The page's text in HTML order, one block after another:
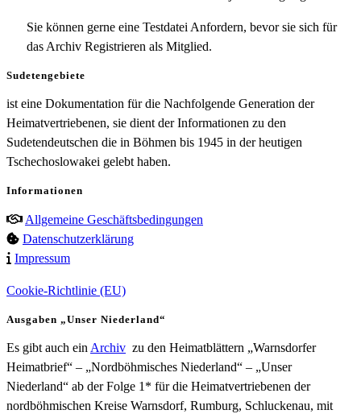
Sie können gerne eine Testdatei Anfordern, bevor sie sich für
das Archiv Registrieren als Mitglied.
Sudetengebiete
ist eine Dokumentation für die Nachfolgende Generation der
Heimatvertriebenen, sie dient der Informationen zu den
Sudetendeutschen die in Böhmen bis 1945 in der heutigen
Tschechoslowakei gelebt haben.
Informationen
Allgemeine Geschäftsbedingungen
Datenschutzerklärung
Impressum
Cookie-Richtlinie (EU)
Ausgaben „Unser Niederland“
Es gibt auch ein Archiv zu den Heimatblättern „Warnsdorfer
Heimatbrief“ – „Nordböhmisches Niederland“ – „Unser
Niederland“ ab der Folge 1* für die Heimatvertriebenen der
nordböhmischen Kreise Warnsdorf, Rumburg, Schluckenau, mit